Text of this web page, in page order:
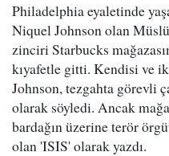
Philadelphia eyaletinde
Niquel Johnson olan
zinciri Starbucks
kıyafetle gitti. Kendisi ve
Johnson, tezgahta görevli
olarak söyledi. Ancak
bardağın üzerine terör
olan 'ISIS' olarak yazdı.